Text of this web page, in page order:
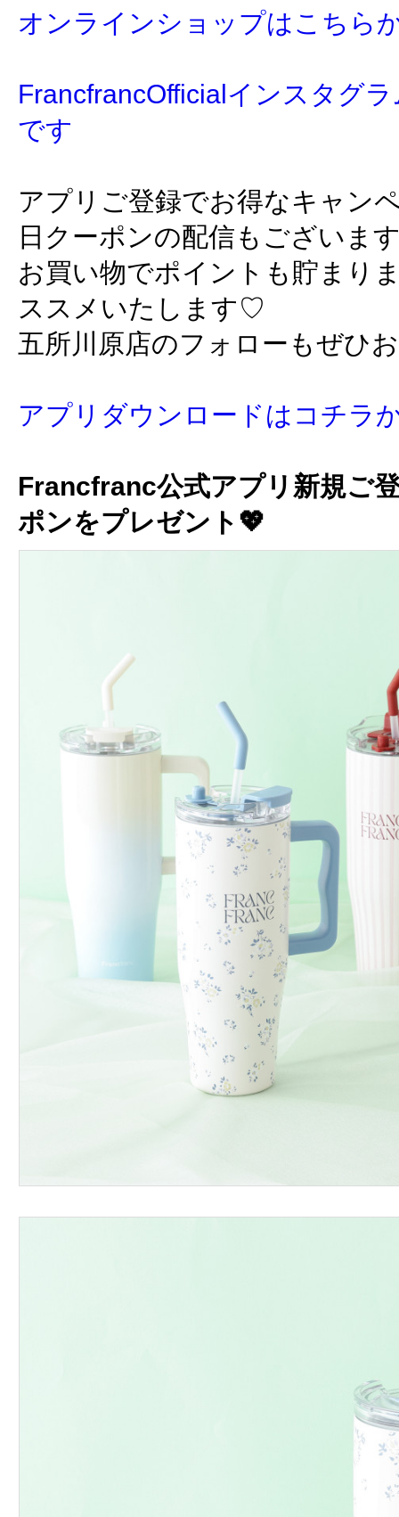
オンラインショップはこちら
FrancfrancOfficialインスタグ
です
アプリご登録でお得なキャン
日クーポンの配信もございま
お買い物でポイントも貯まり
ススメいたします♡
五所川原店のフォローもぜひ
アプリダウンロードはコチラ
Francfranc公式アプリ新規ご
ポンをプレゼント💖